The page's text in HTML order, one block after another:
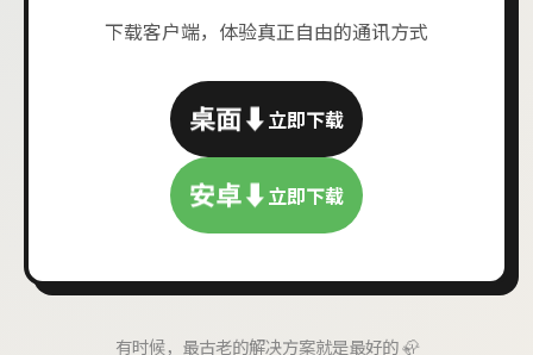
下载客户端，体验真正自由的通讯方式
桌面⬇️立即下载
安卓⬇️立即下载
有时候，最古老的解决方案就是最好的 🦣